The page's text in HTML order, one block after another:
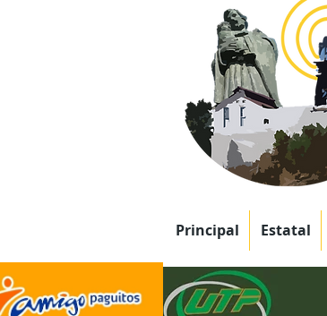
Principal Estatal